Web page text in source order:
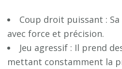
Coup droit puissant :
avec force et précision.
Jeu agressif : Il prend
mettant constamment la